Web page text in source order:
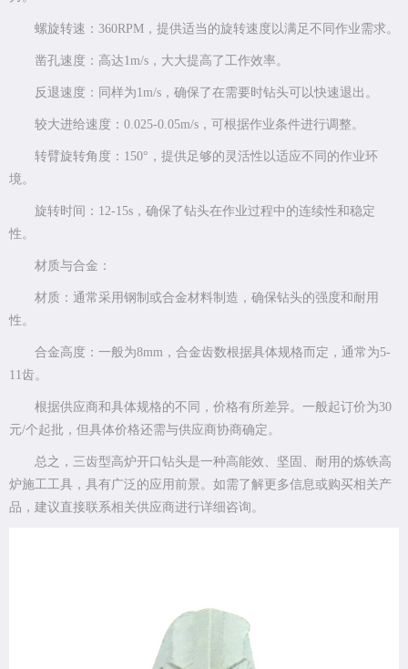
螺旋转速：360RPM，提供适当的旋转速度以满足不同作业需求。
凿孔速度：高达1m/s，大大提高了工作效率。
反退速度：同样为1m/s，确保了在需要时钻头可以快速退出。
较大进给速度：0.025-0.05m/s，可根据作业条件进行调整。
转臂旋转角度：150°，提供足够的灵活性以适应不同的作业环
境。
旋转时间：12-15s，确保了钻头在作业过程中的连续性和稳定
性。
材质与合金：
材质：通常采用钢制或合金材料制造，确保钻头的强度和耐用
性。
合金高度：一般为8mm，合金齿数根据具体规格而定，通常为5-
11齿。
根据供应商和具体规格的不同，价格有所差异。一般起订价为30
元/个起批，但具体价格还需与供应商协商确定。
总之，三齿型高炉开口钻头是一种高能效、坚固、耐用的炼铁高
炉施工工具，具有广泛的应用前景。如需了解更多信息或购买相关产
品，建议直接联系相关供应商进行详细咨询。